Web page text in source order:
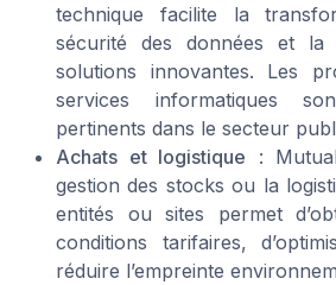
technique facilite la
sécurité des données et
solutions innovantes. Les
services informatiques
pertinents dans le secteur
Achats et logistique :
gestion des stocks ou la
entités ou sites permet
conditions tarifaires,
réduire l’empreinte